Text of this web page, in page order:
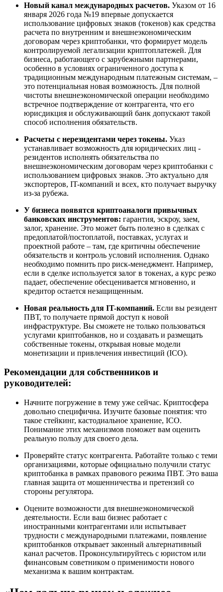
Новый канал международных расчетов. Указом от 16
января 2026 года №19 впервые допускается
использование цифровых знаков (токенов) как средства
расчета по внутренним и внешнеэкономическим
договорам через криптобанки, что формирует модель
контролируемой легализации криптоплатежей. Для
бизнеса, работающего с зарубежными партнерами,
особенно в условиях ограниченного доступа к
традиционным международным платежным системам, –
это потенциальная новая возможность. Для полной
чистоты внешнеэкономической операции необходимо
встречное подтверждение от контрагента, что его
юрисдикция и обслуживающий банк допускают такой
способ исполнения обязательств.
Расчеты с нерезидентами через токены. Указ
устанавливает возможность для юридических лиц -
резидентов исполнять обязательства по
внешнеэкономическим договорам через криптобанки с
использованием цифровых знаков. Это актуально для
экспортеров, IT-компаний и всех, кто получает выручку
из-за рубежа.
У бизнеса появятся криптоаналоги привычных
банковских инструментов: гарантия, эскроу, заем,
залог, хранение. Это может быть полезно в сделках с
предоплатой/постоплатой, поставках, услугах и
проектной работе – там, где критичны обеспечение
обязательств и контроль условий исполнения. Однако
необходимо помнить про риск-менеджмент. Например,
если в сделке используется залог в токенах, а курс резко
падает, обеспечение обесценивается мгновенно, и
кредитор остается незащищенным.
Новая реальность для IT-компаний. Если вы резидент
ПВТ, то получаете прямой доступ к новой
инфраструктуре. Вы сможете не только пользоваться
услугами криптобанков, но и создавать и размещать
собственные токены, открывая новые модели
монетизации и привлечения инвестиций (ICO).
Рекомендации для собственников и
руководителей:
Начните погружение в тему уже сейчас. Криптосфера
довольно специфична. Изучите базовые понятия: что
такое стейкинг, кастодиальное хранение, ICO.
Понимание этих механизмов поможет вам оценить
реальную пользу для своего дела.
Проверяйте статус контрагента. Работайте только с теми
организациями, которые официально получили статус
криптобанка в рамках правового режима ПВТ. Это ваша
главная защита от мошенничества и претензий со
стороны регулятора.
Оцените возможности для внешнеэкономической
деятельности. Если ваш бизнес работает с
иностранными контрагентами или испытывает
трудности с международными платежами, появление
криптобанков открывает законный альтернативный
канал расчетов. Проконсультируйтесь с юристом или
финансовым советником о применимости нового
механизма к вашим контрактам.